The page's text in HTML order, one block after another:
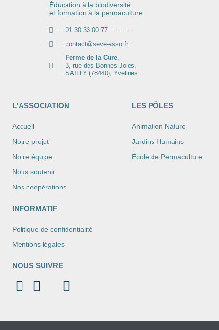
Éducation à la biodiversité
et formation à la permaculture
01 30 33 00 77
contact@seve-asso.fr
Ferme de la Cure,
3, rue des Bonnes Joies,
SAILLY (78440), Yvelines
L'ASSOCIATION
Accueil
Notre projet
Notre équipe
Nous soutenir
Nos coopérations
LES PÔLES
Animation Nature
Jardins Humains
École de Permaculture
INFORMATIF
Politique de confidentialité
Mentions légales
NOUS SUIVRE